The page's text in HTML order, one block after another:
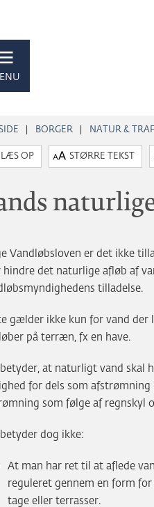
BORGER NATUR &
STØRRE TEKST
Vandløbsloven er det ikke
hindre det naturlige afløb af
tilladelse.
gælder ikke kun for vand der
på terræn, fx en have.
at naturligt vand skal
for dels som afstrømning
som følge af regnskyl
dog ikke:
At man har ret til at aflede
reguleret gennem en form
tage eller terrasser.